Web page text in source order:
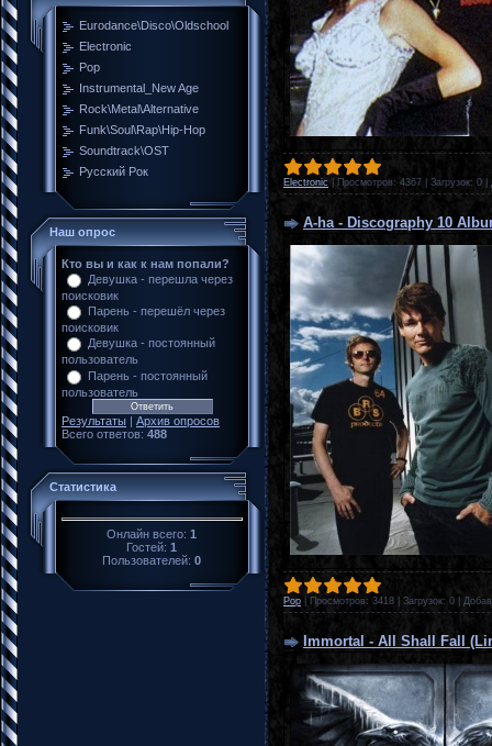
Eurodance\Disco\Oldschool
Electronic
Pop
Instrumental_New Age
Rock\Metal\Alternative
Funk\Soul\Rap\Hip-Hop
Soundtrack\OST
Русский Рок
Наш опрос
Кто вы и как к нам попали?
Девушка - перешла через
поисковик
Парень - перешёл через
поисковик
Девушка - постоянный
пользователь
Парень - постоянный
пользователь
Результаты | Архив опросов
Всего ответов: 488
Статистика
Онлайн всего:1
Гостей:1
Пользователей:0
Electronic Просмотров: 4367 Загрузок: 0
A-ha - Discography 10
Pop Просмотров: 3418 Загрузок: 0
Immortal - All Shall Fall